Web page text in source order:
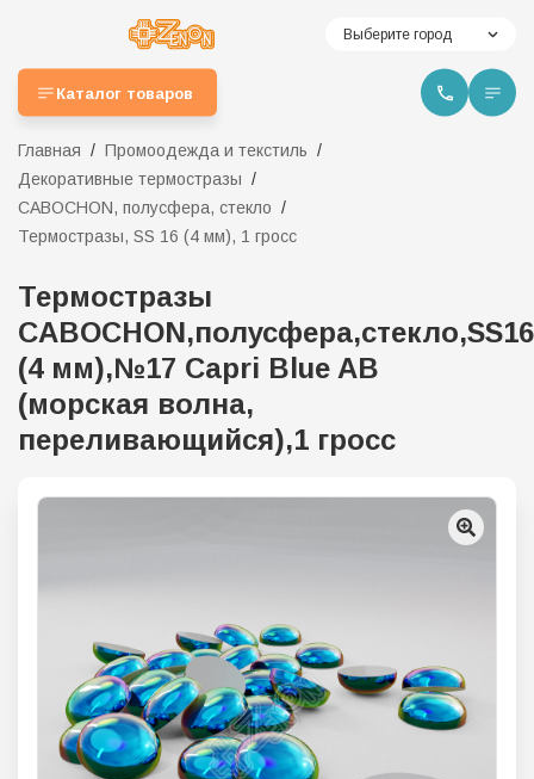
Выберите город
Каталог товаров
Главная
Промоодежда и текстиль
Декоративные термостразы
CABOCHON, полусфера, стекло
Термостразы, SS 16 (4 мм), 1 гросс
Термостразы
CABOCHON,полусфера,стекло,SS16
(4 мм),№17 Capri Blue AB
(морская волна,
переливающийся),1 гросс